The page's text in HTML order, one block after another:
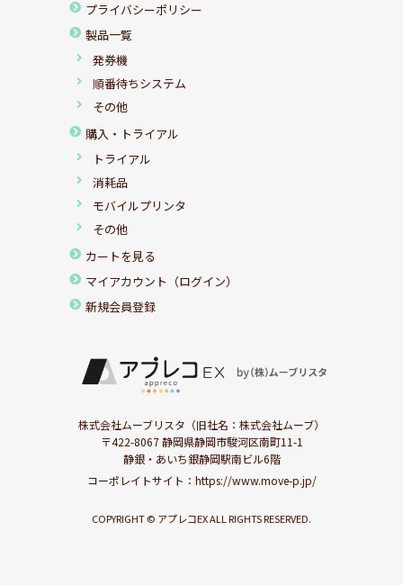
プライバシーポリシー
製品一覧
発券機
順番待ちシステム
その他
購入・トライアル
トライアル
消耗品
モバイルプリンタ
その他
カートを見る
マイアカウント（ログイン）
新規会員登録
株式会社ムーブリスタ（旧社名：株式会社ムーブ）
〒422-8067 静岡県静岡市駿河区南町11-1
静銀・あいち銀静岡駅南ビル6階
コーポレイトサイト： https://www.move-p.jp/
COPYRIGHT © アプレコEX ALL RIGHTS RESERVED.